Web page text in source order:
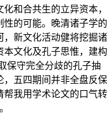
和合共生的立异资本，
性的可能。晚清诸子学的
，新文化活动健将挖掘诸
文化及孔子思惟，建构
保守完全分歧的孔子抽
，五四期间并非全盘反保
帮我用学术论文的口气转